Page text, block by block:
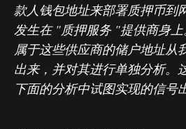
款人钱包地址来部署质押币到
发生在 "质押服务 "提供商身
属于这些供应商的储户地址从
出来，并对其进行单独分析。
下面的分析中试图实现的信号